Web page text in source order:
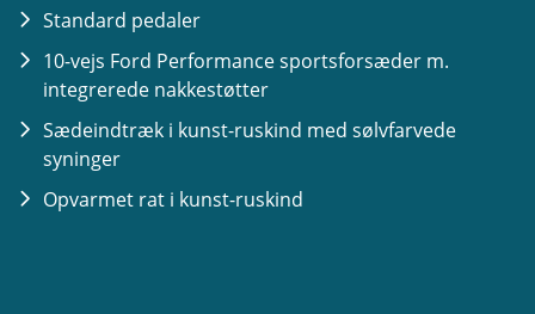
Standard pedaler
10-vejs Ford Performance sportsforsæder m.
integrerede nakkestøtter
Sædeindtræk i kunst-ruskind med sølvfarvede
syninger
Opvarmet rat i kunst-ruskind